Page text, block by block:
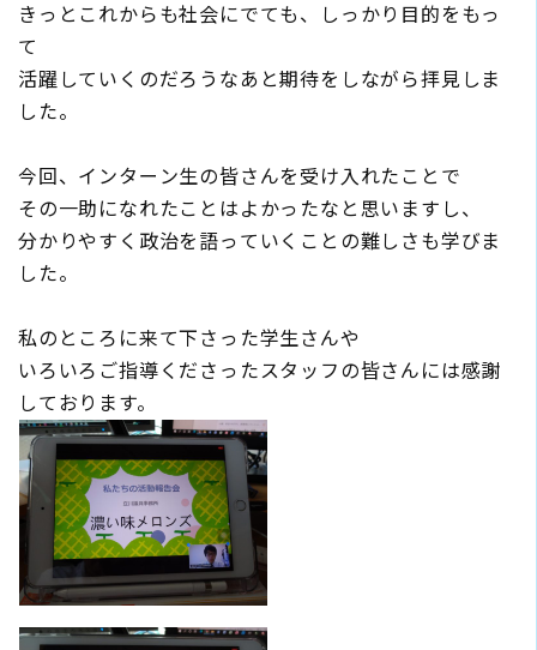
きっとこれからも社会にでても、しっかり目的をもっ
て
活躍していくのだろうなあと期待をしながら拝見しま
した。
今回、インターン生の皆さんを受け入れたことで
その一助になれたことはよかったなと思いますし、
分かりやすく政治を語っていくことの難しさも学びま
した。
私のところに来て下さった学生さんや
いろいろご指導くださったスタッフの皆さんには感謝
しております。